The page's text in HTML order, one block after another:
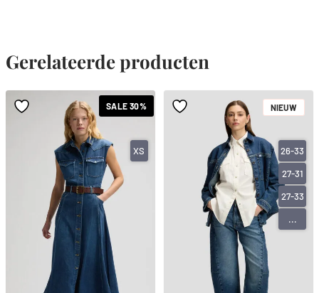
Gerelateerde producten
SALE 30%
XS
NIEUW
26-33
27-31
27-33
...